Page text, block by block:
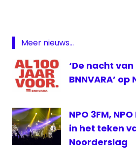
Inside
NPO
3
Meer nieuws...
‘De nacht van
BNNVARA’ op
NPO 3FM,
in het teken
Noorderslag